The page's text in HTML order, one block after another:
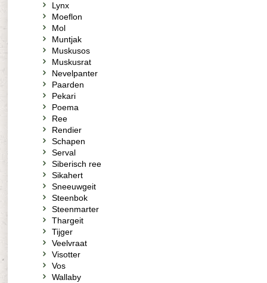
Lynx
Moeflon
Mol
Muntjak
Muskusos
Muskusrat
Nevelpanter
Paarden
Pekari
Poema
Ree
Rendier
Schapen
Serval
Siberisch ree
Sikahert
Sneeuwgeit
Steenbok
Steenmarter
Thargeit
Tijger
Veelvraat
Visotter
Vos
Wallaby